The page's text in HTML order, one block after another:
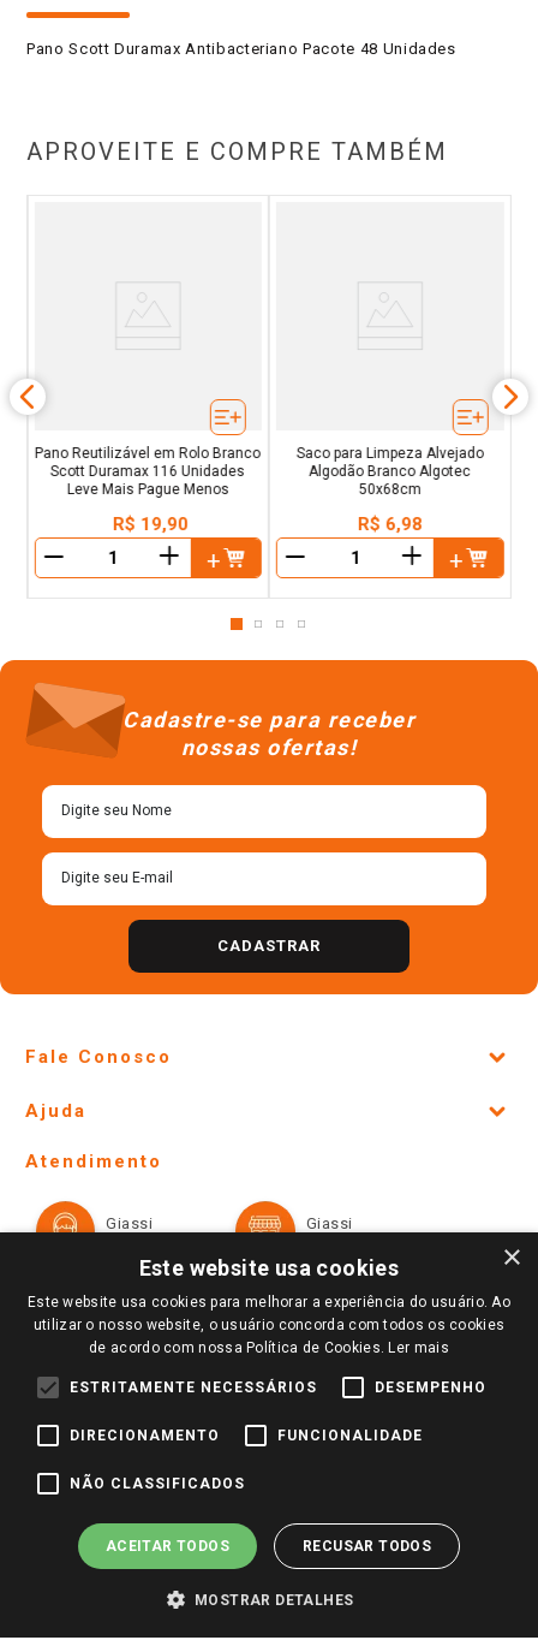
Pano Scott Duramax Antibacteriano Pacote 48 Unidades
APROVEITE E COMPRE TAMBÉM
Pano Reutilizável em Rolo Branco
Scott Duramax 116 Unidades
Leve Mais Pague Menos
R$ 19,90
＋
Saco para Limpeza Alvejado
Algodão Branco Algotec
50x68cm
R$ 6,98
＋
Cadastre-se para receber
nossas ofertas!
CADASTRAR
Fale Conosco
Lojas Físicas e Horários
Ofertas
Televendas
Notícias
Perguntas frequentes
Identidade Visual
Ajuda
Formas de Pagamento
Trocas e Devoluções
Atendimento
Giassi
Giassi
Redes Sociais
Pagamento e Segurança
×
Este website usa cookies
Este website usa cookies para melhorar a experiência do usuário. Ao
utilizar o nosso website, o usuário concorda com todos os cookies
de acordo com nossa Política de Cookies. Ler mais
ESTRITAMENTE NECESSÁRIOS DESEMPENHO
DIRECIONAMENTO FUNCIONALIDADE
NÃO CLASSIFICADOS
ACEITAR TODOS RECUSAR TODOS
MOSTRAR DETALHES